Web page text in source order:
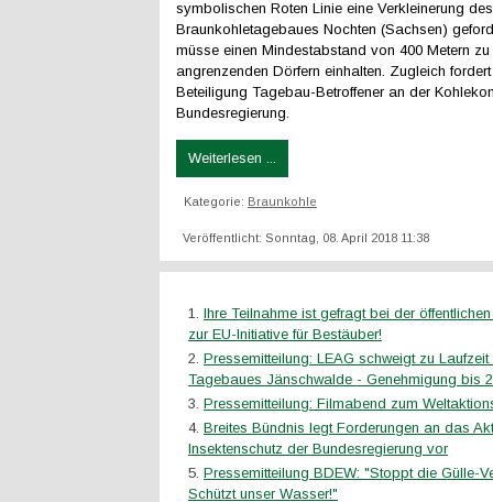
symbolischen Roten Linie eine Verkleinerung des
Braunkohletagebaues Nochten (Sachsen)
müsse einen Mindestabstand von 400 Metern zu
angrenzenden Dörfern einhalten. Zugleich
Beteiligung Tagebau-Betroffener an der
Bundesregierung.
Weiterlesen ...
Kategorie: Braunkohle
Veröffentlicht: Sonntag, 08. April 2018 11:38
Ihre Teilnahme ist gefragt bei der
zur EU-Initiative für Bestäuber!
Pressemitteilung: LEAG schweigt zu Laufzeit
Tagebaues Jänschwalde - Genehmigung bis
Pressemitteilung: Filmabend zum
Breites Bündnis legt Forderungen an das
Insektenschutz der Bundesregierung vor
Pressemitteilung BDEW: "Stoppt die Gülle-
Schützt unser Wasser!"